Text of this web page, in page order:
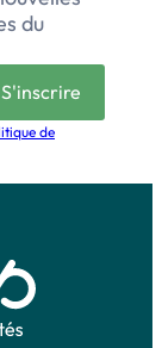
du
de